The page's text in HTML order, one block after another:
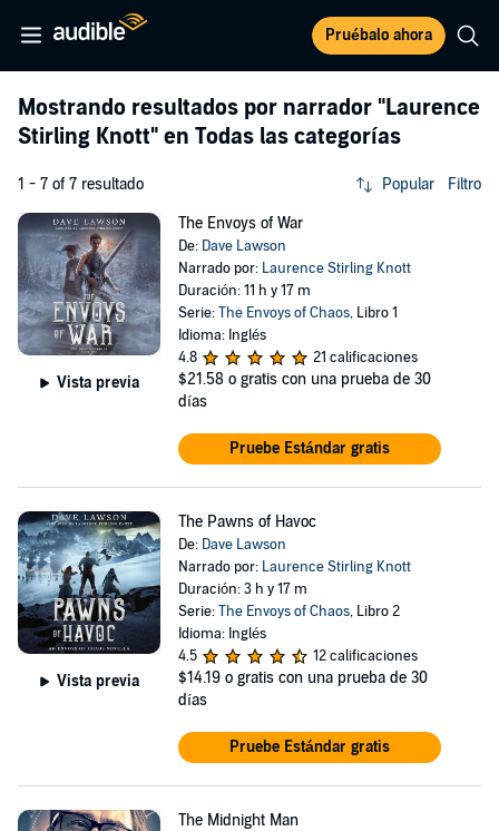
Pruébalo ahora
Mostrando resultados por narrador "Laurence
Stirling Knott" en Todas las categorías
1 - 7 of 7 resultado Popular Filtro
Vista previa
The Envoys of War
De: Dave Lawson
Narrado por: Laurence Stirling Knott
Duración: 11 h y 17 m
Serie:The Envoys of Chaos, Libro 1
Idioma: Inglés
4.8
21 calificaciones
$21.58 o gratis con una prueba de 30
días
Pruebe Estándar gratis
Vista previa
The Pawns of Havoc
De: Dave Lawson
Narrado por: Laurence Stirling Knott
Duración: 3 h y 17 m
Serie:The Envoys of Chaos, Libro 2
Idioma: Inglés
4.5
12 calificaciones
$14.19 o gratis con una prueba de 30
días
Pruebe Estándar gratis
The Midnight Man